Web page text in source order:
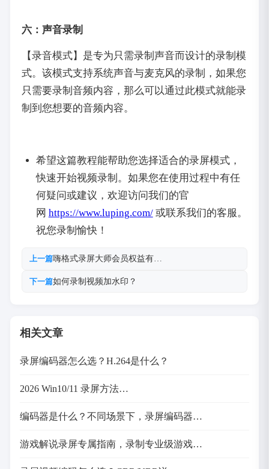
六：声音录制
【录音模式】是专为只需录制声音而设计的录制模
式。该模式支持系统声音与麦克风的录制，如果您
只需要录制音频内容，那么可以通过此模式就能录
制到您想要的音频内容。
希望这篇教程能帮助您选择适合的录屏模式，
快速开始视频录制。如果您在使用过程中有任
何疑问或建议，欢迎访问我们的官
网 https://www.luping.com/或联系我们的客服。
祝您录制愉快！
上一篇嗨格式录屏大师会员权益有…
下一篇如何录制视频加水印？
相关文章
录屏编码器怎么选？H.264是什么？
2026 Win10/11 录屏方法…
编码器是什么？不同场景下，录屏编码器…
游戏解说录屏专属指南，录制专业级游戏…